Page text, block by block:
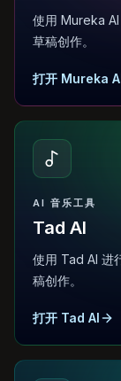
使用 Mureka
草稿创作。
打开 Mureka
AI 音乐工具
Tad AI
使用 Tad AI 进
稿创作。
打开 Tad AI